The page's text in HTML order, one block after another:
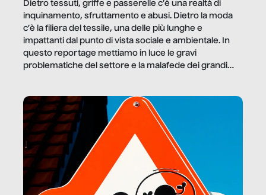
Dietro tessuti, griffe e passerelle c’è una realtà di
inquinamento, sfruttamento e abusi. Dietro la moda
c’è la filiera del tessile, una delle più lunghe e
impattanti dal punto di vista sociale e ambientale. In
questo reportage mettiamo in luce le gravi
problematiche del settore e la malafede dei grandi